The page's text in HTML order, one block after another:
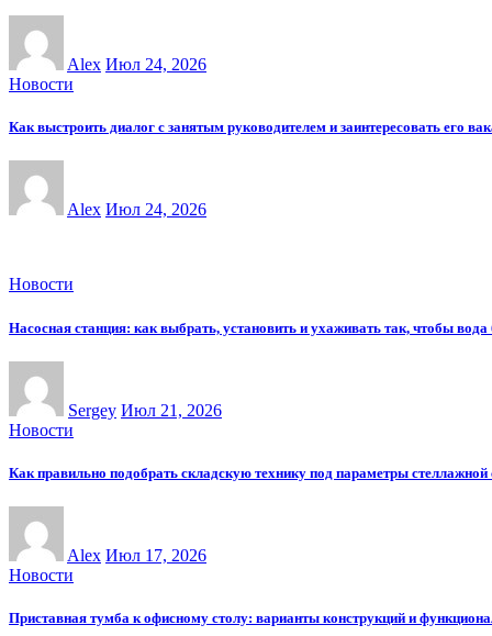
Alex Июл 24, 2026
Новости
Как выстроить диалог с занятым руководителем и заинтересовать его
Alex Июл 24, 2026
Новости
Насосная станция: как выбрать, установить и ухаживать так, чтобы
Sergey Июл 21, 2026
Новости
Как правильно подобрать складскую технику под параметры стеллажной
Alex Июл 17, 2026
Новости
Приставная тумба к офисному столу: варианты конструкций и